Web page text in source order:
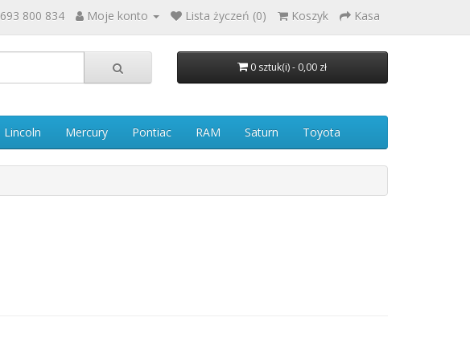
693 800 834 Moje konto Lista życzeń (0) Koszyk Kasa
0 sztuk(i) - 0,00 zł
Lincoln Mercury Pontiac RAM Saturn Toyota